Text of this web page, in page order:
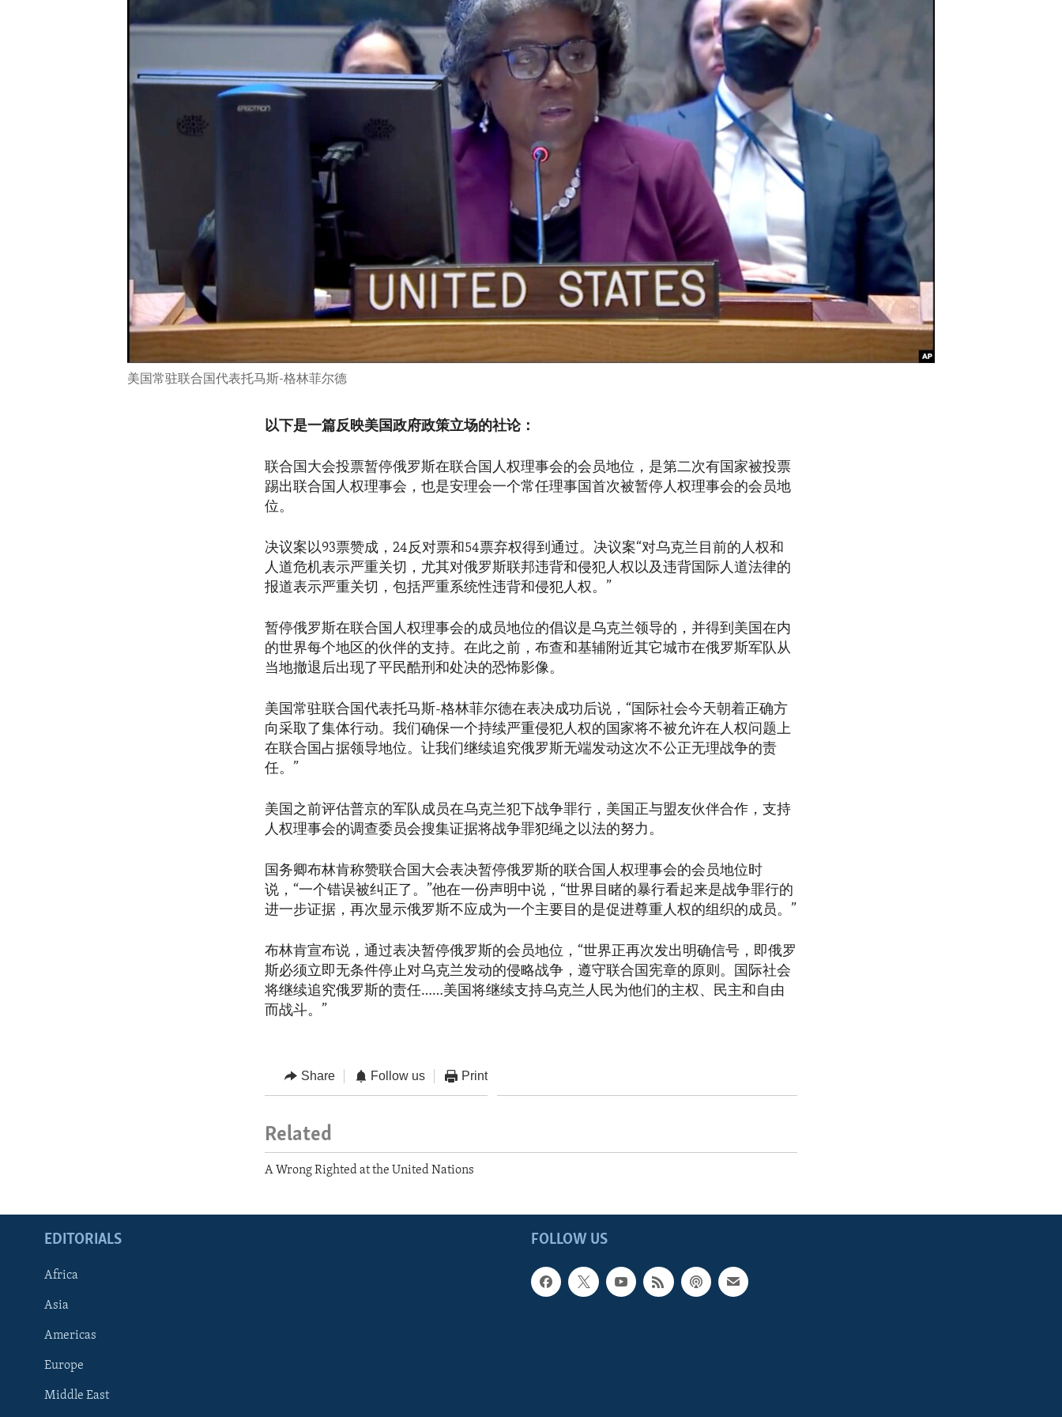
IDEALS AND INSTITUTIONS
美国常驻联合国代表托马斯-格林菲尔德
以下是一篇反映美国政府政策立场的社论：
联合国大会投票暂停俄罗斯在联合国人权理事会的会员地位，是第二次有国家被投票
踢出联合国人权理事会，也是安理会一个常任理事国首次被暂停人权理事会的会员地
位。
决议案以93票赞成，24反对票和54票弃权得到通过。决议案“对乌克兰目前的人权和
人道危机表示严重关切，尤其对俄罗斯联邦违背和侵犯人权以及违背国际人道法律的
报道表示严重关切，包括严重系统性违背和侵犯人权。”
暂停俄罗斯在联合国人权理事会的成员地位的倡议是乌克兰领导的，并得到美国在内
的世界每个地区的伙伴的支持。在此之前，布查和基辅附近其它城市在俄罗斯军队从
当地撤退后出现了平民酷刑和处决的恐怖影像。
美国常驻联合国代表托马斯-格林菲尔德在表决成功后说，“国际社会今天朝着正确方
向采取了集体行动。我们确保一个持续严重侵犯人权的国家将不被允许在人权问题上
在联合国占据领导地位。让我们继续追究俄罗斯无端发动这次不公正无理战争的责
任。”
美国之前评估普京的军队成员在乌克兰犯下战争罪行，美国正与盟友伙伴合作，支持
人权理事会的调查委员会搜集证据将战争罪犯绳之以法的努力。
国务卿布林肯称赞联合国大会表决暂停俄罗斯的联合国人权理事会的会员地位时
说，“一个错误被纠正了。”他在一份声明中说，“世界目睹的暴行看起来是战争罪行的
进一步证据，再次显示俄罗斯不应成为一个主要目的是促进尊重人权的组织的成员。”
布林肯宣布说，通过表决暂停俄罗斯的会员地位，“世界正再次发出明确信号，即俄罗
斯必须立即无条件停止对乌克兰发动的侵略战争，遵守联合国宪章的原则。国际社会
将继续追究俄罗斯的责任……美国将继续支持乌克兰人民为他们的主权、民主和自由
而战斗。”
Share Follow us Print
Related
A Wrong Righted at the United Nations
FOLLOW US
EDITORIALS
Africa
Asia
Americas
Europe
Middle East